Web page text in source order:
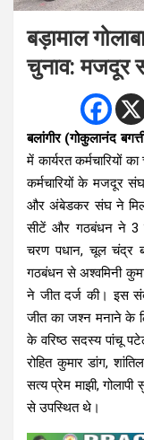
बड़ामाल
चुनाव: मजदूर
बलांगीर (गोकुलानंद
में कार्यरत कर्मचारियों
कर्मचारियों के मजदूर
और अंबेडकर संघ ने
सीटें और गठबंधन ने 3
चरण पधान, चूल चंद्र
गठबंधन से अश्वमिनी
ने जीत दर्ज की। इस
जीत का जश्न मनाने के
के वरिष्ठ सदस्य पांचू
रोहित कुमार डांग,
सत्य प्रेम माझी,
से उपस्थित थे।